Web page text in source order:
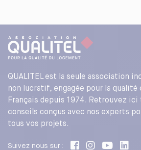
QUALITEL est la seule association
non lucratif, engagée pour la qualité
Français depuis 1974. Retrouvez
conseils conçus avec nos experts
tous vos projets.
Suivez nous sur :